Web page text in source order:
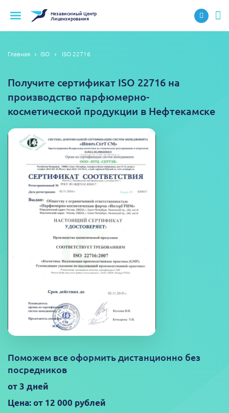
НезависимыйЦентр
Лицензирования
Главная ISO ISO 22716
Получите сертификат ISO 22716 на
производство парфюмерно-
косметической продукции в Нефтекамске
Поможем все оформить дистанционно без
посредников
от 3 дней
Цена: от 12 000 рублей